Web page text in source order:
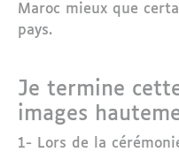
Maroc mieux que
pays.
Je termine
images
1- Lors de la